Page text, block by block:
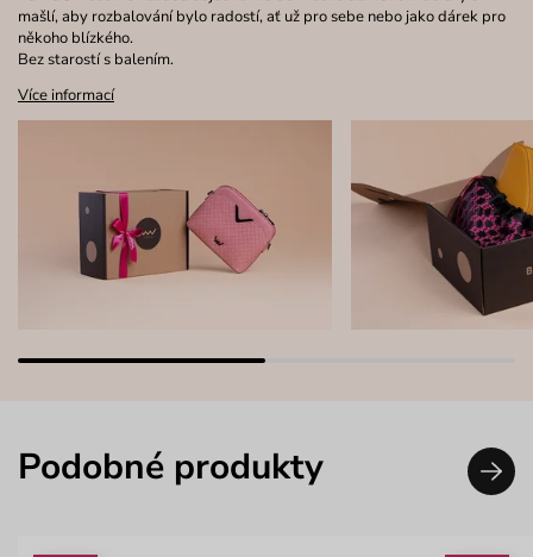
mašlí, aby rozbalování bylo radostí, ať už pro sebe nebo jako dárek pro
někoho blízkého.
Bez starostí s balením.
Více informací
Podobné produkty